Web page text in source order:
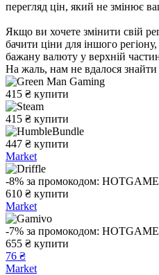
перегляд цін, який не змінює
Якщо ви хочете змінити свій
бачити ціни для іншого
бажану валюту у верхній
На жаль, нам не вдалося знайти
415 ₴ купити
415 ₴ купити
447 ₴ купити
Market
-8% за промокодом:
610 ₴ купити
Market
-7% за промокодом: HOTGAME
655 ₴ купити
76 ₴
Market